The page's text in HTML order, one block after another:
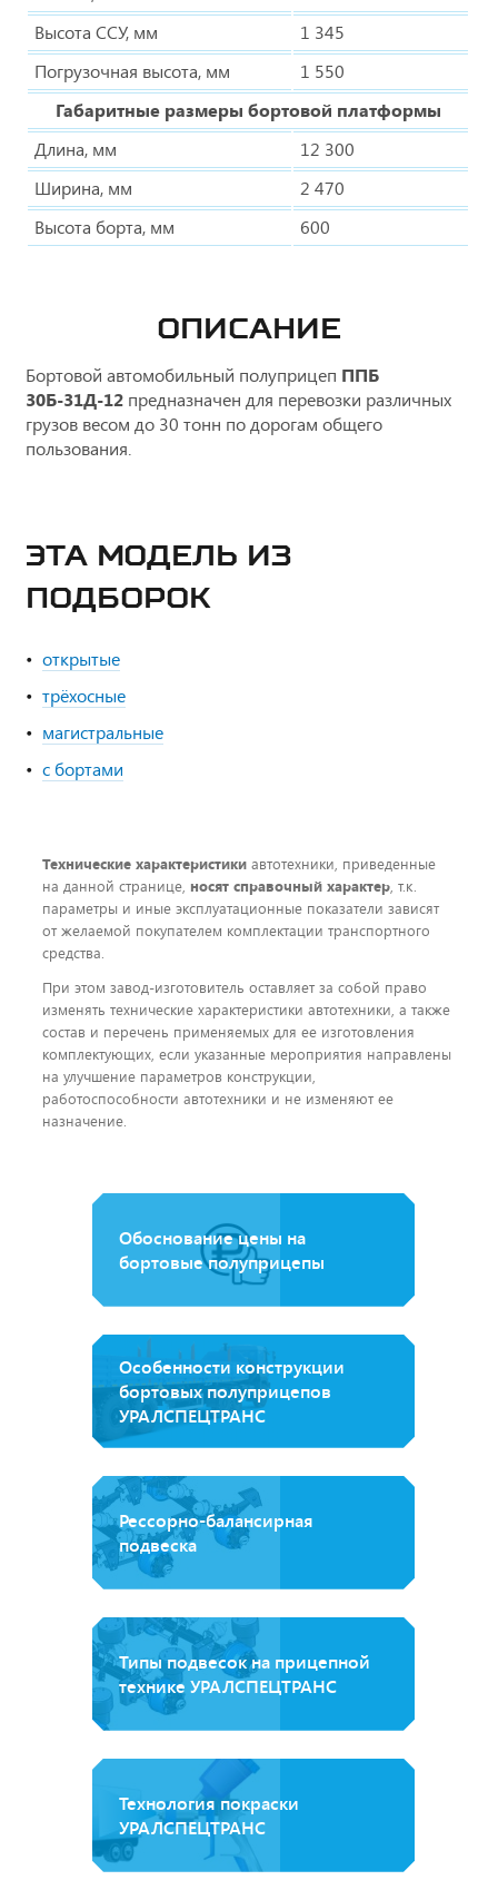
Высота ССУ, мм
1 345
Погрузочная высота, мм
1 550
Габаритные размеры бортовой платформы
Длина, мм
12 300
Ширина, мм
2 470
Высота борта, мм
600
ОПИСАНИЕ
Бортовой автомобильный полуприцеп ППБ
30Б-31Д-12 предназначен для перевозки различных
грузов весом до 30 тонн по дорогам общего
пользования.
ЭТА МОДЕЛЬ ИЗ
ПОДБОРОК
открытые
трёхосные
магистральные
с бортами
Технические характеристики автотехники, приведенные
на данной странице, носят справочный характер, т.к.
параметры и иные эксплуатационные показатели зависят
от желаемой покупателем комплектации транспортного
средства.
При этом завод-изготовитель оставляет за собой право
изменять технические характеристики автотехники, а также
состав и перечень применяемых для ее изготовления
комплектующих, если указанные мероприятия направлены
на улучшение параметров конструкции,
работоспособности автотехники и не изменяют ее
назначение.
Обоснование цены на
бортовые полуприцепы
Особенности конструкции
бортовых полуприцепов
УРАЛСПЕЦТРАНС
Рессорно-балансирная
подвеска
Типы подвесок на прицепной
технике УРАЛСПЕЦТРАНС
Технология покраски
УРАЛСПЕЦТРАНС